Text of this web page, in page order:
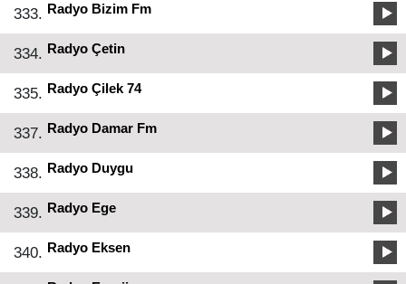
333. Radyo Bizim Fm
334. Radyo Çetin
335. Radyo Çilek 74
337. Radyo Damar Fm
338. Radyo Duygu
339. Radyo Ege
340. Radyo Eksen